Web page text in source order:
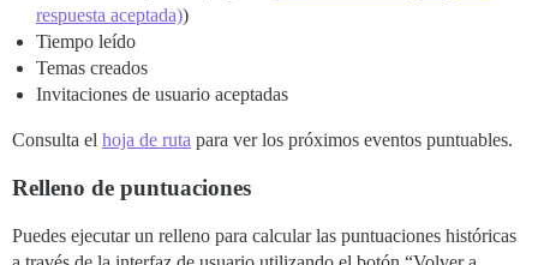
respuesta aceptada))
Tiempo leído
Temas creados
Invitaciones de usuario aceptadas
Consulta el hoja de ruta para ver los próximos eventos puntuables.
Relleno de puntuaciones
Puedes ejecutar un relleno para calcular las puntuaciones históricas